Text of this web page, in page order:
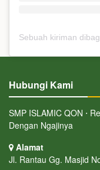
Hubungi Kami
SMP ISLAMIC QON ⋅
Dengan Ngajinya
Alamat
Jl. Rantau Gg. Masjid